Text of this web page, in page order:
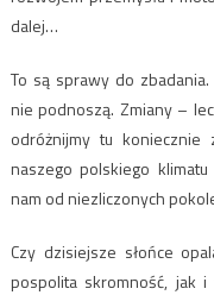
dalej…
To są sprawy do
nie podnoszą. Zmiany –
odróżnijmy tu
naszego polskiego
nam od niezliczonych
Czy dzisiejsze słońce
pospolita skromność, jak